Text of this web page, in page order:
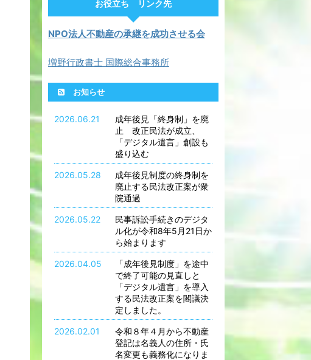
お役立ち リンク先
NPO法人不動産の承継を成功させる会
増野行政書士 国際総合事務所
お知らせ
2026.06.21
成年後見「終身制」を廃
止 改正民法が成立、
「デジタル遺言」創設も
盛り込む
2026.05.28
成年後見制度の終身制を
廃止する民法改正案が衆
院通過
2026.05.22
民事訴訟手続きのデジタ
ル化が令和8年5月21日か
ら始まります
2026.04.05
「成年後見制度」を途中
で終了可能の見直しと
「デジタル遺言」を導入
する民法改正案を閣議決
定しました。
2026.02.01
令和８年４月から不動産
登記は名義人の住所・氏
名変更も義務化になりま